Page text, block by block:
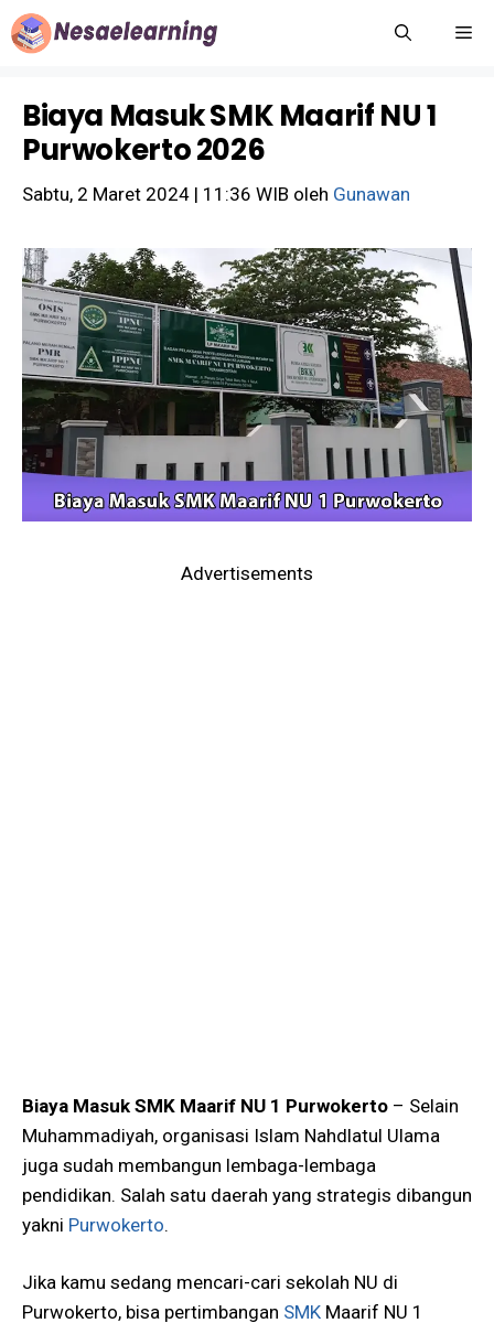
Langsung
ke
Biaya Masuk SMK Maarif NU 1
Purwokerto 2026
Sabtu, 2 Maret 2024 | 11:36 WIB oleh Gunawan
Advertisements
Biaya Masuk SMK Maarif NU 1 Purwokerto – Selain
Muhammadiyah, organisasi Islam Nahdlatul Ulama
juga sudah membangun lembaga-lembaga
pendidikan. Salah satu daerah yang strategis dibangun
yakni Purwokerto.
Jika kamu sedang mencari-cari sekolah NU di
Purwokerto, bisa pertimbangan SMK Maarif NU 1